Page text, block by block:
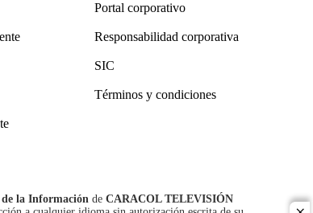
Portal corporativo
Responsabilidad corporativa
SIC
Términos y condiciones
la Información de CARACOL TELEVISIÓN